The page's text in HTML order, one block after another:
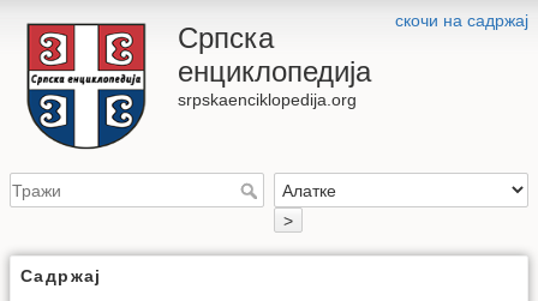
скочи на садржај
Српска
енциклопедија
srpskaenciklopedija.org
>
Садржај